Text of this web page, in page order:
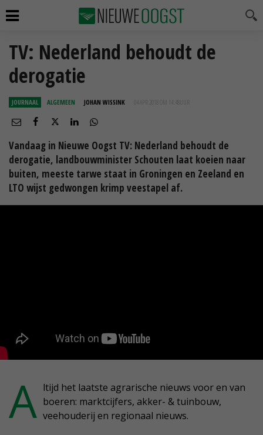
TV: Nederland behoudt de
derogatie
JOURNAAL ALGEMEEN JOHAN WISSINK 04 APR 2018 OM 14:48
Vandaag in Nieuwe Oogst TV: Nederland behoudt de
derogatie, landbouwminister Schouten laat koeien naar
buiten, meeste tarwe staat in Groningen en Zeeland en
LTO wijst gedwongen krimp veestapel af.
A ltijd het laatste agrarische nieuws voor en van
boeren: marktcijfers, akker- & tuinbouw,
veehouderij en regionaal nieuws.